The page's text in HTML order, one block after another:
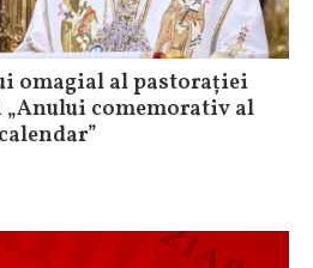
omagial al pastorației
comemorativ al